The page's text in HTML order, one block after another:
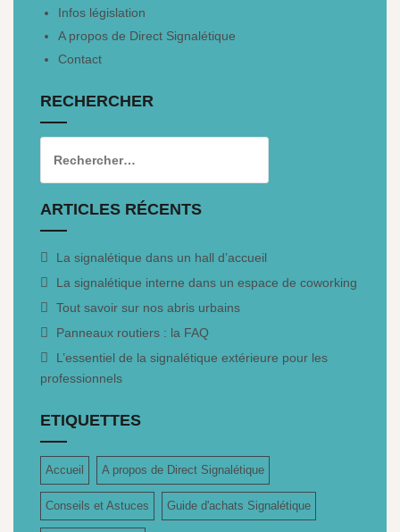
Infos législation
A propos de Direct Signalétique
Contact
RECHERCHER
ARTICLES RÉCENTS
La signalétique dans un hall d’accueil
La signalétique interne dans un espace de coworking
Tout savoir sur nos abris urbains
Panneaux routiers : la FAQ
L’essentiel de la signalétique extérieure pour les
professionnels
ETIQUETTES
Accueil A propos de Direct Signalétique
Conseils et Astuces Guide d'achats Signalétique